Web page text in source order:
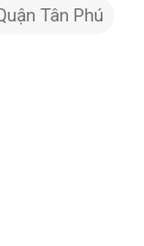
Tân Phú